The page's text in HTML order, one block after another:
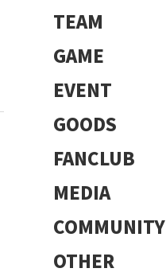
TEAM
GAME
EVENT
GOODS
FANCLUB
MEDIA
COMMUNITY
OTHER